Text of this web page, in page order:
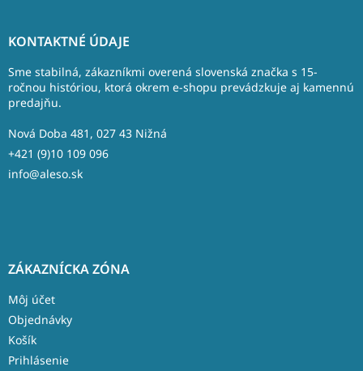
KONTAKTNÉ ÚDAJE
Sme stabilná, zákazníkmi overená slovenská značka s 15-
ročnou históriou, ktorá okrem e-shopu prevádzkuje aj kamennú
predajňu.
Nová Doba 481, 027 43 Nižná
+421 (9)10 109 096
info@aleso.sk
ZÁKAZNÍCKA ZÓNA
Môj účet
Objednávky
Košík
Prihlásenie